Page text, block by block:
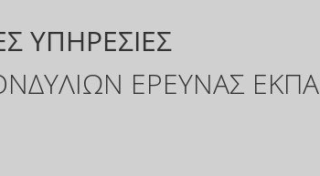
ΥΠΗΡΕΣΙΕΣ
ΕΡΕΥΝΑΣ ΕΚΠΑ